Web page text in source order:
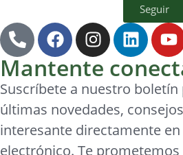
Seguir
Mantente
Suscríbete a nuestro
últimas novedades,
interesante directamente
electrónico. Te